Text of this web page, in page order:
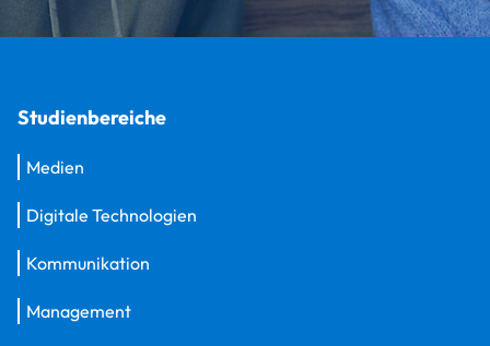
Studienbereiche
Medien
Digitale Technologien
Kommunikation
Management